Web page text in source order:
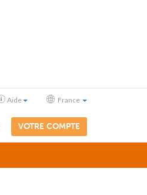
Aide France
VOTRE COMPTE